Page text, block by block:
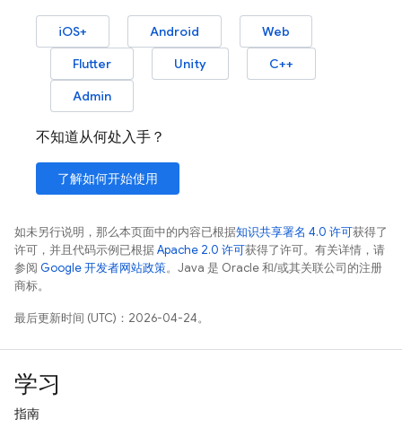
iOS+ Android
Web
Flutter
Unity
C++
Admin
不知道从何处入手？
了解如何开始使用
如未另行说明，那么本页面中的内容已根据知识共享署名 4.0 许可获得了
许可，并且代码示例已根据Apache 2.0 许可获得了许可。有关详情，请
参阅 Google 开发者网站政策。Java 是 Oracle 和/或其关联公司的注册
商标。
最后更新时间 (UTC)：2026-04-24。
学习
指南